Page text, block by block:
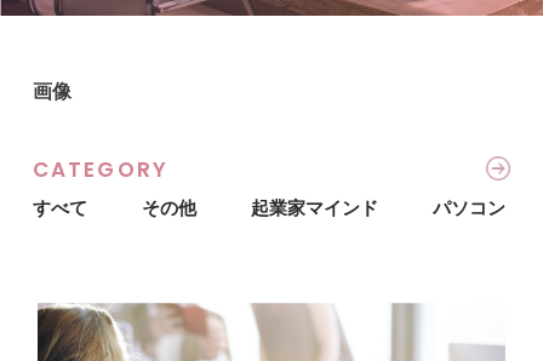
画像
CATEGORY
すべて その他 起業家マインド パソコン・